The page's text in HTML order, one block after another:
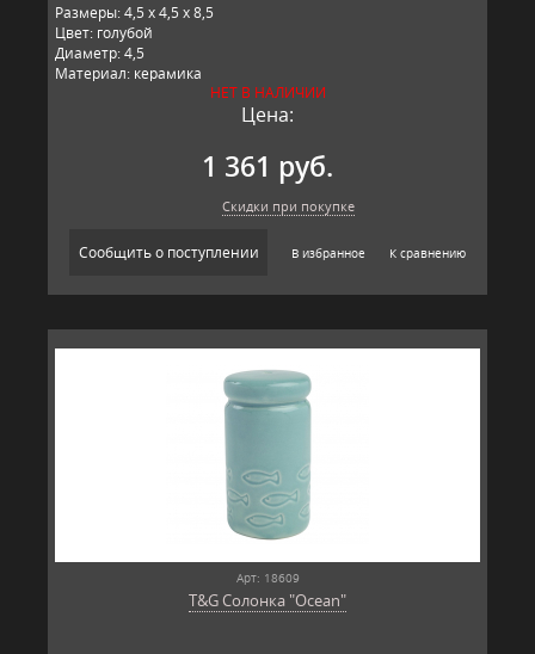
Размеры: 4,5 x 4,5 x 8,5
Цвет: голубой
Диаметр: 4,5
Материал: керамика
Производитель: T&G, Великобритания
НЕТ В НАЛИЧИИ
Цена:
1 361 руб.
Скидки при покупке
Сообщить о поступлении В избранное К сравнению
Арт: 18609
T&G Солонка "Ocean"